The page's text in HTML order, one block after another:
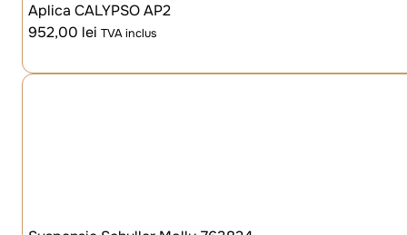
Aplica CALYPSO AP2
952,00 lei TVA inclus